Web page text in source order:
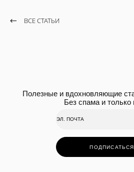
ВСЕ СТАТЬИ
Полезные и вдохновляющие
Без спама и только
ПОДПИСАТЬСЯ